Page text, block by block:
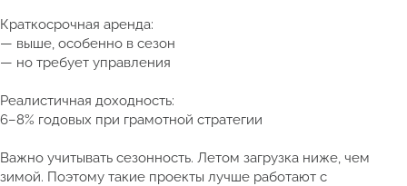
Краткосрочная аренда:
— выше, особенно в сезон
— но требует управления
Реалистичная доходность:
6–8% годовых при грамотной стратегии
Важно учитывать сезонность. Летом загрузка ниже, чем
зимой. Поэтому такие проекты лучше работают с